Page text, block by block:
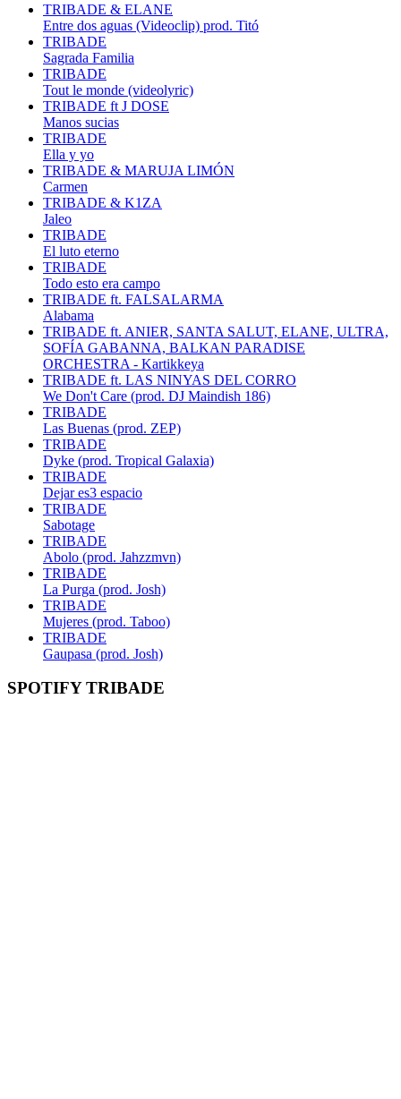
TRIBADE & ELANE
Entre dos aguas (Videoclip) prod. Titó
TRIBADE
Sagrada Familia
TRIBADE
Tout le monde (videolyric)
TRIBADE ft J DOSE
Manos sucias
TRIBADE
Ella y yo
TRIBADE & MARUJA LIMÓN
Carmen
TRIBADE & K1ZA
Jaleo
TRIBADE
El luto eterno
TRIBADE
Todo esto era campo
TRIBADE ft. FALSALARMA
Alabama
TRIBADE ft. ANIER, SANTA SALUT, ELANE, ULTRA,
SOFÍA GABANNA, BALKAN PARADISE
ORCHESTRA - Kartikkeya
TRIBADE ft. LAS NINYAS DEL CORRO
We Don't Care (prod. DJ Maindish 186)
TRIBADE
Las Buenas (prod. ZEP)
TRIBADE
Dyke (prod. Tropical Galaxia)
TRIBADE
Dejar es3 espacio
TRIBADE
Sabotage
TRIBADE
Abolo (prod. Jahzzmvn)
TRIBADE
La Purga (prod. Josh)
TRIBADE
Mujeres (prod. Taboo)
TRIBADE
Gaupasa (prod. Josh)
SPOTIFY TRIBADE